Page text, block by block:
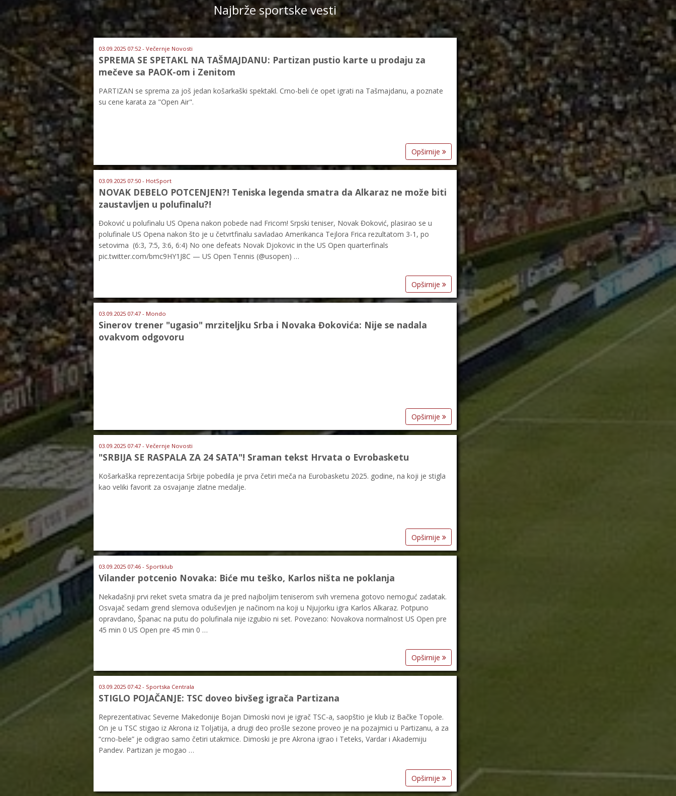
Najbrže sportske vesti
03.09.2025 07:52 - Večernje Novosti
SPREMA SE SPETAKL NA TAŠMAJDANU: Partizan pustio karte u prodaju za
mečeve sa PAOK-om i Zenitom
PARTIZAN se sprema za još jedan košarkaški spektakl. Crno-beli će opet igrati na Tašmajdanu, a poznate
su cene karata za "Open Air".
Opširnije
03.09.2025 07:50 - HotSport
NOVAK DEBELO POTCENJEN?! Teniska legenda smatra da Alkaraz ne može biti
zaustavljen u polufinalu?!
Đoković u polufinalu US Opena nakon pobede nad Fricom! Srpski teniser, Novak Đoković, plasirao se u
polufinale US Opena nakon što je u četvrtfinalu savladao Amerikanca Tejlora Frica rezultatom 3-1, po
setovima (6:3, 7:5, 3:6, 6:4) No one defeats Novak Djokovic in the US Open quarterfinals
pic.twitter.com/bmc9HY1J8C — US Open Tennis (@usopen) …
Opširnije
03.09.2025 07:47 - Mondo
Sinerov trener "ugasio" mrziteljku Srba i Novaka Đokovića: Nije se nadala
ovakvom odgovoru
Opširnije
03.09.2025 07:47 - Večernje Novosti
"SRBIJA SE RASPALA ZA 24 SATA"! Sraman tekst Hrvata o Evrobasketu
Košarkaška reprezentacija Srbije pobedila je prva četiri meča na Eurobasketu 2025. godine, na koji je stigla
kao veliki favorit za osvajanje zlatne medalje.
Opširnije
03.09.2025 07:46 - Sportklub
Vilander potcenio Novaka: Biće mu teško, Karlos ništa ne poklanja
Nekadašnji prvi reket sveta smatra da je pred najboljim teniserom svih vremena gotovo nemoguć zadatak.
Osvajač sedam grend slemova oduševljen je načinom na koji u Njujorku igra Karlos Alkaraz. Potpuno
opravdano, Španac na putu do polufinala nije izgubio ni set. Povezano: Novakova normalnost US Open pre
45 min 0 US Open pre 45 min 0 …
Opširnije
03.09.2025 07:42 - Sportska Centrala
STIGLO POJAČANJE: TSC doveo bivšeg igrača Partizana
Reprezentativac Severne Makedonije Bojan Dimoski novi je igrač TSC-a, saopštio je klub iz Bačke Topole.
On je u TSC stigao iz Akrona iz Toljatija, a drugi deo prošle sezone proveo je na pozajmici u Partizanu, a za
“crno-bele” je odigrao samo četiri utakmice. Dimoski je pre Akrona igrao i Teteks, Vardar i Akademiju
Pandev. Partizan je mogao …
Opširnije